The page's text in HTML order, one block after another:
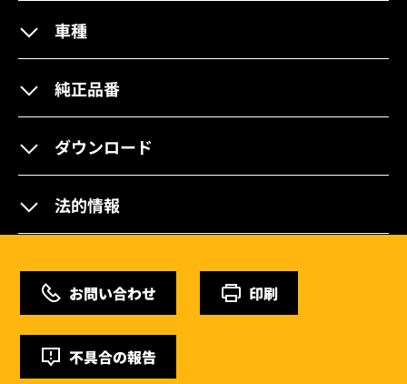
車種
純正品番
ダウンロード
法的情報
お問い合わせ 印刷
不具合の報告